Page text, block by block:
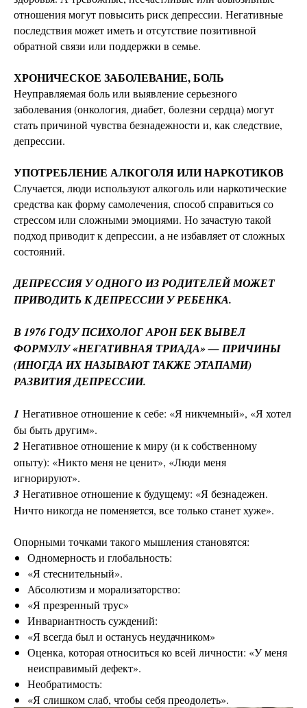
отношения могут повысить риск депрессии. Негативные
последствия может иметь и отсутствие позитивной
обратной связи или поддержки в семье.
ХРОНИЧЕСКОЕ ЗАБОЛЕВАНИЕ, БОЛЬ
Неуправляемая боль или выявление серьезного
заболевания (онкология, диабет, болезни сердца) могут
стать причиной чувства безнадежности и, как следствие,
депрессии.
УПОТРЕБЛЕНИЕ АЛКОГОЛЯ ИЛИ НАРКОТИКОВ
Случается, люди используют алкоголь или наркотические
средства как форму самолечения, способ справиться со
стрессом или сложными эмоциями. Но зачастую такой
подход приводит к депрессии, а не избавляет от сложных
состояний.
ДЕПРЕССИЯ У ОДНОГО ИЗ РОДИТЕЛЕЙ МОЖЕТ
ПРИВОДИТЬ К ДЕПРЕССИИ У РЕБЕНКА.
В 1976 ГОДУ ПСИХОЛОГ АРОН БЕК ВЫВЕЛ
ФОРМУЛУ «НЕГАТИВНАЯ ТРИАДА» — ПРИЧИНЫ
(ИНОГДА ИХ НАЗЫВАЮТ ТАКЖЕ ЭТАПАМИ)
РАЗВИТИЯ ДЕПРЕССИИ.
1 Негативное отношение к себе: «Я никчемный», «Я хотел
бы быть другим».
2 Негативное отношение к миру (и к собственному
опыту): «Никто меня не ценит», «Люди меня
игнорируют».
3 Негативное отношение к будущему: «Я безнадежен.
Ничто никогда не поменяется, все только станет хуже».
Опорными точками такого мышления становятся:
Одномерность и глобальность:
«Я стеснительный».
Абсолютизм и морализаторство:
«Я презренный трус»
Инвариантность суждений:
«Я всегда был и останусь неудачником»
Оценка, которая относиться ко всей личности: «У меня
неисправимый дефект».
Необратимость:
«Я слишком слаб, чтобы себя преодолеть».